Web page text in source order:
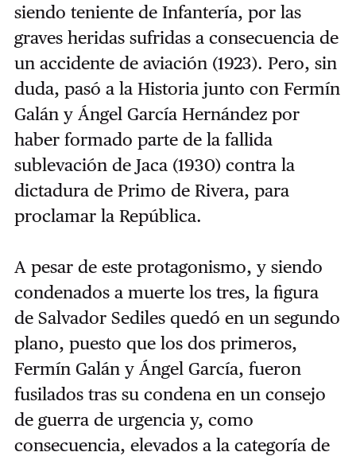
siendo teniente de Infantería, por las
graves heridas sufridas a consecuencia de
un accidente de aviación (1923). Pero, sin
duda, pasó a la Historia junto con Fermín
Galán y Ángel García Hernández por
haber formado parte de la fallida
sublevación de Jaca (1930) contra la
dictadura de Primo de Rivera, para
proclamar la República.
A pesar de este protagonismo, y siendo
condenados a muerte los tres, la figura
de Salvador Sediles quedó en un segundo
plano, puesto que los dos primeros,
Fermín Galán y Ángel García, fueron
fusilados tras su condena en un consejo
de guerra de urgencia y, como
consecuencia, elevados a la categoría de